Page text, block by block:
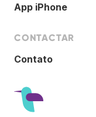
App iPhone
CONTACTAR
Contato